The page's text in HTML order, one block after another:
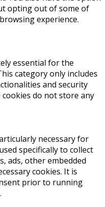
opting out of some of
experience.
essential for the
category only includes
and security
do not store any
necessary for
specifically to collect
ads, other embedded
cookies. It is
prior to running